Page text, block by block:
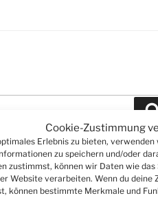
Cookie-Zustimmung
Erlebnis zu bieten, verwenden
zu speichern und/oder
zustimmst, können wir Daten wie
Website verarbeiten. Wenn du
können bestimmte Merkmale und